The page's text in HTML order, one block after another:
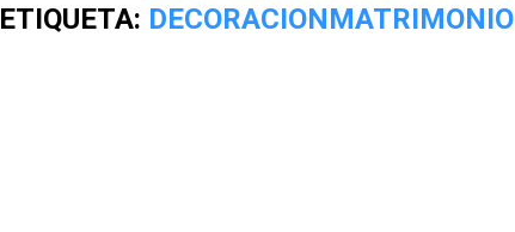
ETIQUETA: DECORACIONMATRIMONIO